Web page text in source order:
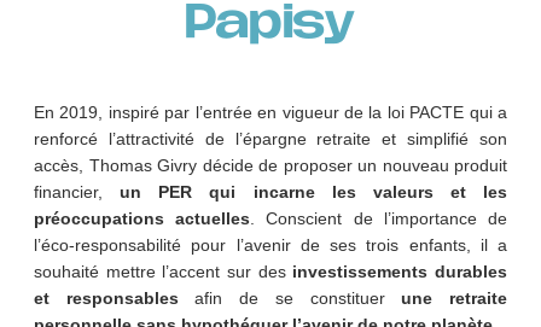
Papisy
En 2019, inspiré par l’entrée en vigueur de la loi PACTE qui a
renforcé l’attractivité de l’épargne retraite et simplifié son
accès, Thomas Givry décide de proposer un nouveau produit
financier,un PER qui incarne les valeurs et les
préoccupations actuelles. Conscient de l’importance de
l’éco-responsabilité pour l’avenir de ses trois enfants, il a
souhaité mettre l’accent sur des investissements durables
et responsables afin de se constituerune retraite